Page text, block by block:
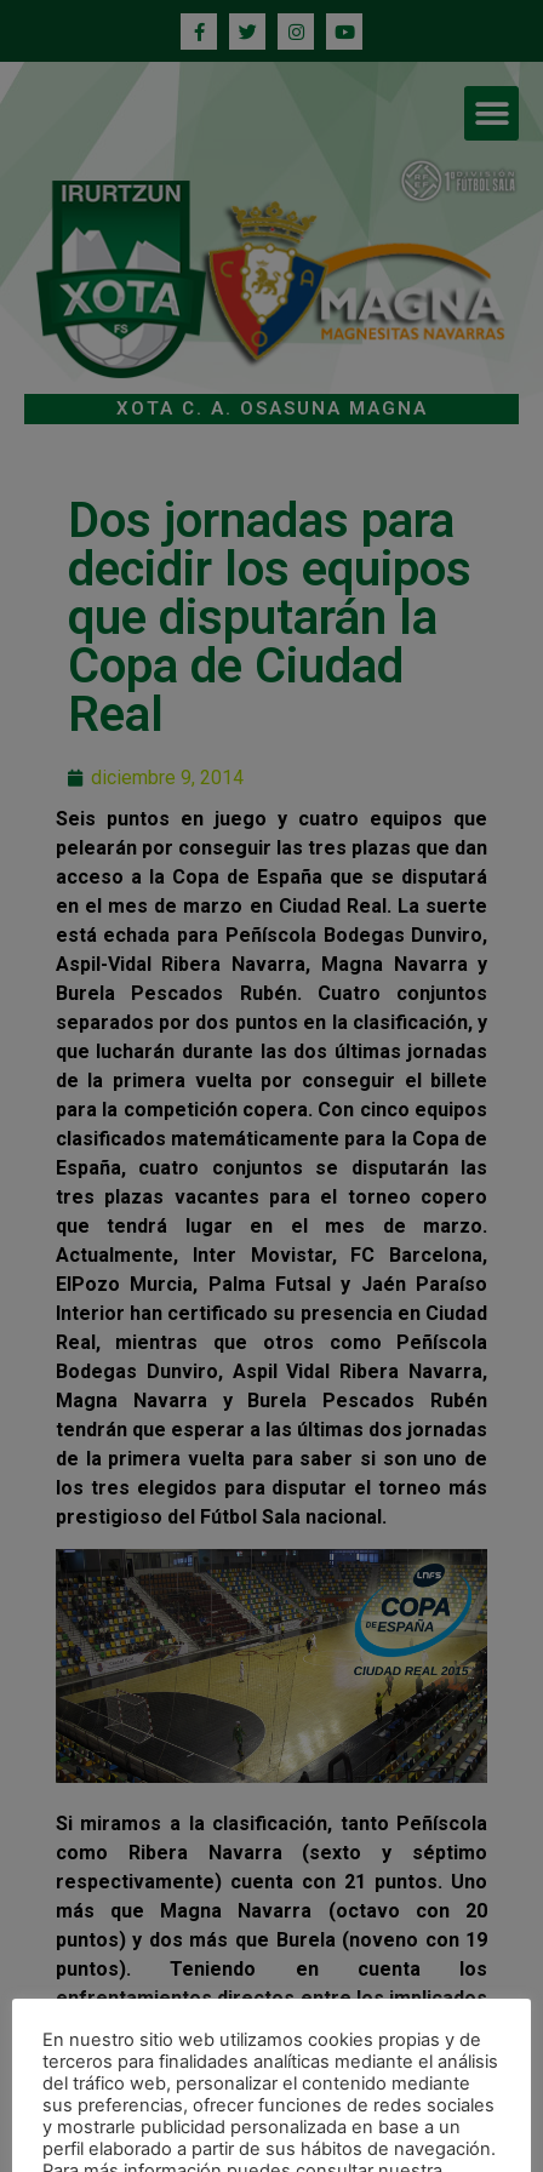
XOTA C. A. OSASUNA MAGNA
Dos jornadas para
decidir los equipos
que disputarán la
Copa de Ciudad
Real
diciembre 9, 2014
Seis puntos en juego y cuatro equipos que
pelearán por conseguir las tres plazas que dan
acceso a la Copa de España que se disputará
en el mes de marzo en Ciudad Real. La suerte
está echada para Peñíscola Bodegas Dunviro,
Aspil-Vidal Ribera Navarra, Magna Navarra y
Burela Pescados Rubén. Cuatro conjuntos
separados por dos puntos en la clasificación, y
que lucharán durante las dos últimas jornadas
de la primera vuelta por conseguir el billete
para la competición copera. Con cinco equipos
clasificados matemáticamente para la Copa de
España, cuatro conjuntos se disputarán las
tres plazas vacantes para el torneo copero
que tendrá lugar en el mes de marzo.
Actualmente, Inter Movistar, FC Barcelona,
ElPozo Murcia, Palma Futsal y Jaén Paraíso
Interior han certificado su presencia en Ciudad
Real, mientras que otros como Peñíscola
Bodegas Dunviro, Aspil Vidal Ribera Navarra,
Magna Navarra y Burela Pescados Rubén
tendrán que esperar a las últimas dos jornadas
de la primera vuelta para saber si son uno de
los tres elegidos para disputar el torneo más
prestigioso del Fútbol Sala nacional.
Si miramos a la clasificación, tanto Peñíscola
como Ribera Navarra (sexto y séptimo
respectivamente) cuenta con 21 puntos. Uno
más que Magna Navarra (octavo con 20
puntos) y dos más que Burela (noveno con 19
puntos). Teniendo en cuenta los
enfrentamientos directos entre los implicados
complicado prever que equipo quedará fuera
de la Copa.
En el caso de Peñíscola Bodegas Dunviro, los
de Carlos Sánchez recibirán las próxima
En nuestro sitio web utilizamos cookies propias y de
terceros para finalidades analíticas mediante el análisis
del tráfico web, personalizar el contenido mediante
sus preferencias, ofrecer funciones de redes sociales
y mostrarle publicidad personalizada en base a un
perfil elaborado a partir de sus hábitos de navegación.